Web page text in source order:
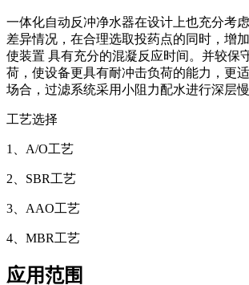
一体化自动反冲净水器在设计上也充分考
差异情况，在合理选取投药点的同时，增
使装置 具有充分的混凝反应时间。并较保
荷，使设备更具有耐冲击负荷的能力，更
场合，过滤系统采用小阻力配水进行深层慢
工艺选择
1、A/O工艺
2、SBR工艺
3、AAO工艺
4、MBR工艺
应用范围